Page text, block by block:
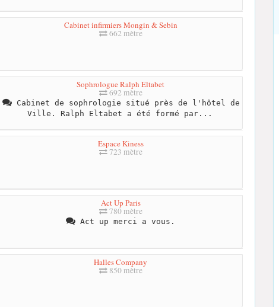
Cabinet infirmiers Mongin & Sebin
662 mètre
Sophrologue Ralph Eltabet
692 mètre
Cabinet de sophrologie situé près de l'hôtel de
Ville. Ralph Eltabet a été formé par...
Espace Kiness
723 mètre
Act Up Paris
780 mètre
Act up merci a vous.
Halles Company
850 mètre